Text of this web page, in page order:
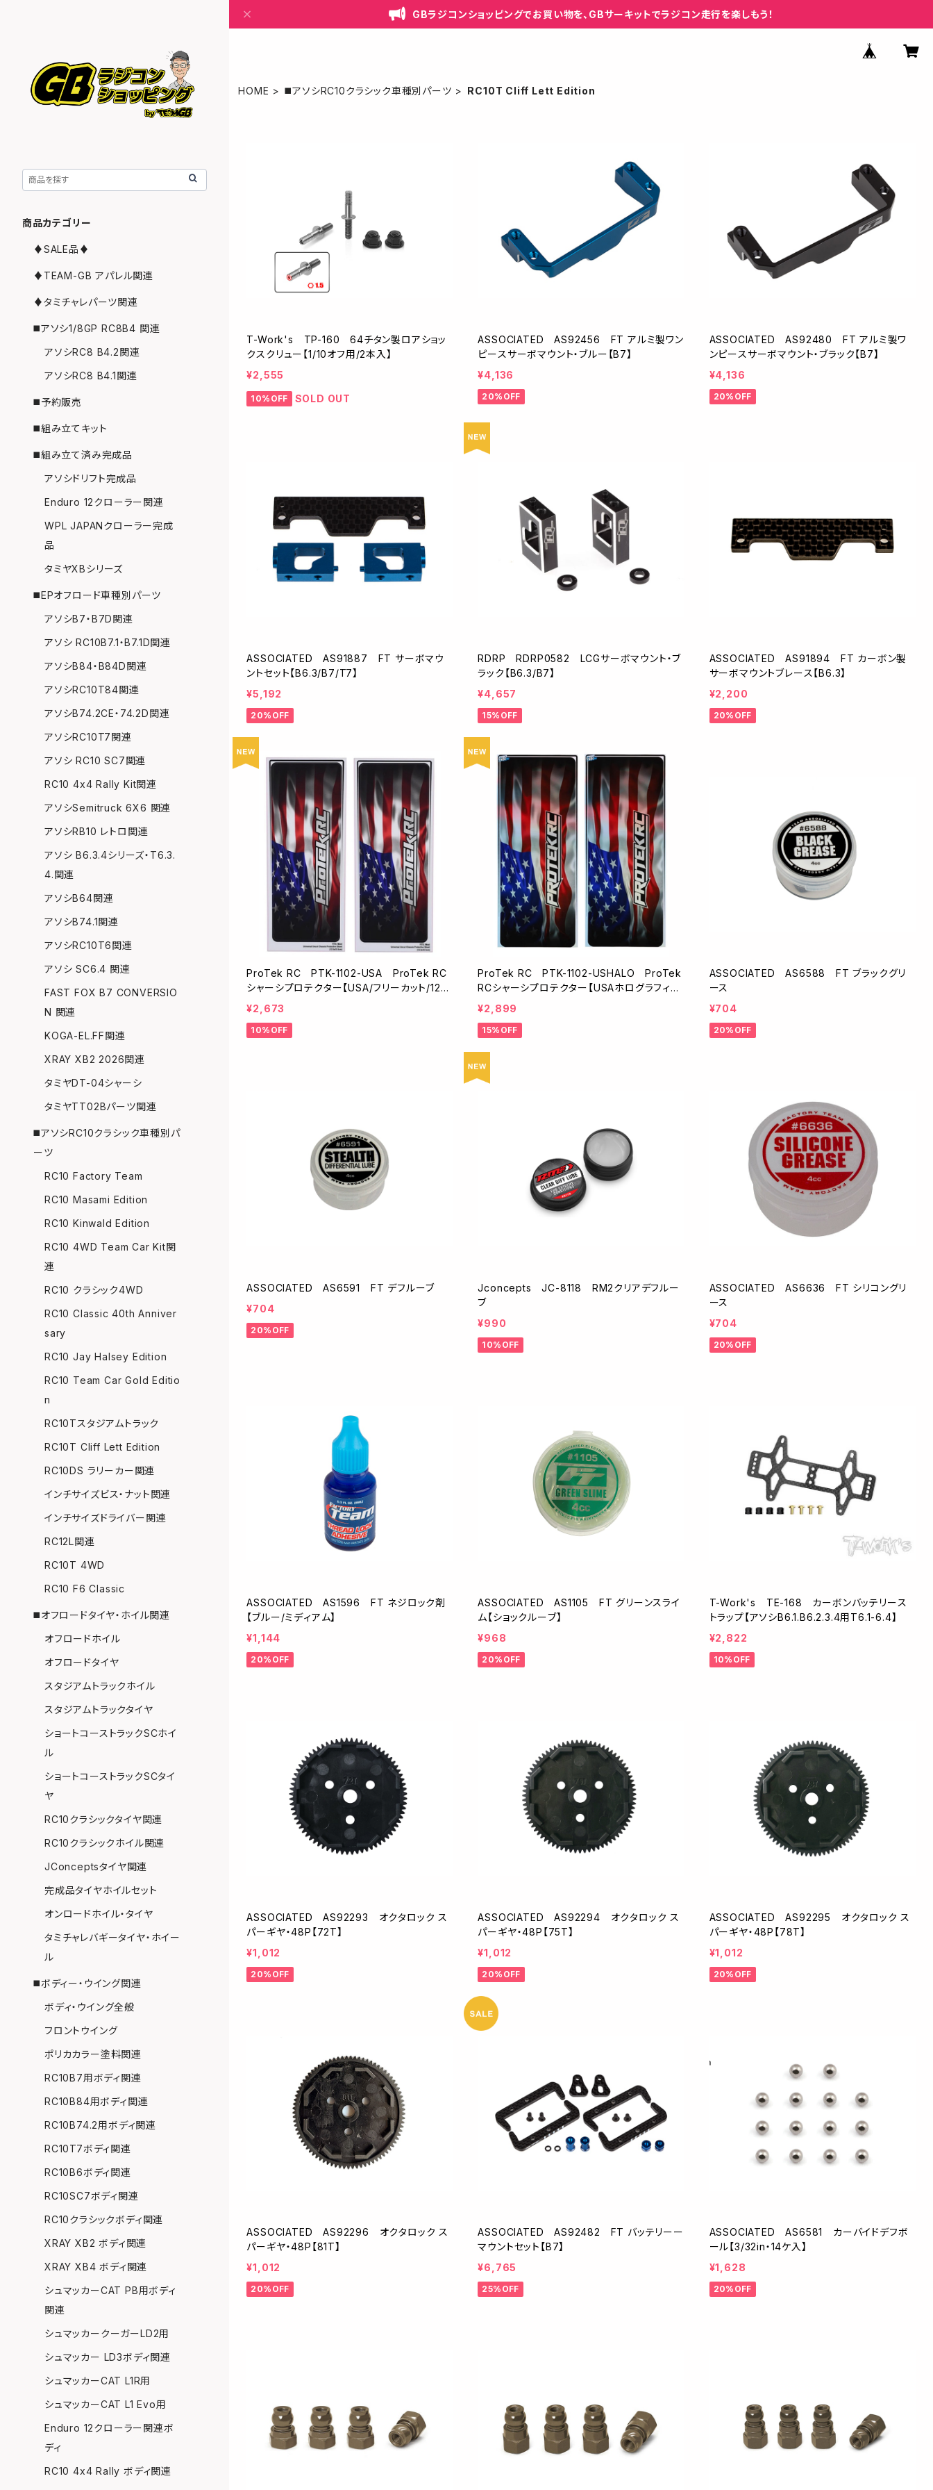
GBラジコンショッピングでお買い物を、GBサーキットでラジコン走行を楽しもう！
HOME ◼️アソシRC10クラシック車種別パーツ RC10T Cliff Lett Edition
T-Work's TP-160 64チタン製ロアショッ
クスクリュー【1/10オフ用/2本入】
¥2,555
10%OFF SOLD OUT
ASSOCIATED AS92456 FT アルミ製ワン
ピースサーボマウント・ブルー【B7】
¥4,136
20%OFF
ASSOCIATED AS92480 FT アルミ製ワ
ンピースサーボマウント・ブラック【B7】
¥4,136
20%OFF
ASSOCIATED AS91887 FT サーボマウ
ントセット【B6.3/B7/T7】
¥5,192
20%OFF
RDRP RDRP0582 LCGサーボマウント・ブ
ラック【B6.3/B7】
¥4,657
15%OFF
ASSOCIATED AS91894 FT カーボン製
サーボマウントブレース【B6.3】
¥2,200
20%OFF
ProTek RC PTK-1102-USA ProTek RC
シャーシプロテクター【USA/フリーカット/125
×335mm/2枚入】
¥2,673
10%OFF
ProTek RC PTK-1102-USHALO ProTek
RCシャーシプロテクター【USAホログラフィッ
ク/フリーカット/125×335mm/2枚入】
¥2,899
15%OFF
ASSOCIATED AS6588 FT ブラックグリ
ース
¥704
20%OFF
ASSOCIATED AS6591 FT デフルーブ
¥704
20%OFF
Jconcepts JC-8118 RM2クリアデフルー
ブ
¥990
10%OFF
ASSOCIATED AS6636 FT シリコングリ
ース
¥704
20%OFF
ASSOCIATED AS1596 FT ネジロック剤
【ブルー/ミディアム】
¥1,144
20%OFF
ASSOCIATED AS1105 FT グリーンスライ
ム【ショックルーブ】
¥968
20%OFF
T-Work's TE-168 カーボンバッテリース
トラップ【アソシB6.1.B6.2.3.4用T6.1-6.4】
¥2,822
10%OFF
ASSOCIATED AS92293 オクタロック ス
パーギヤ・48P【72T】
¥1,012
20%OFF
ASSOCIATED AS92294 オクタロック ス
パーギヤ・48P【75T】
¥1,012
20%OFF
ASSOCIATED AS92295 オクタロック ス
パーギヤ・48P【78T】
¥1,012
20%OFF
ASSOCIATED AS92296 オクタロック ス
パーギヤ・48P【81T】
¥1,012
20%OFF
ASSOCIATED AS92482 FT バッテリーー
マウントセット【B7】
¥6,765
25%OFF
ASSOCIATED AS6581 カーバイドデフボ
ール【3/32in・14ケ入】
¥1,628
20%OFF
商品カテゴリー
♦︎SALE品♦︎
♦︎TEAM-GB アパレル関連
♦︎タミチャレパーツ関連
◼️アソシ1/8GP RC8B4 関連
アソシRC8 B4.2関連
アソシRC8 B4.1関連
◼️予約販売
◼️組み立てキット
◼️組み立て済み完成品
アソシドリフト完成品
Enduro 12クローラー関連
WPL JAPANクローラー完成
品
タミヤXBシリーズ
◼️EPオフロード車種別パーツ
アソシB7・B7D関連
アソシ RC10B7.1・B7.1D関連
アソシB84・B84D関連
アソシRC10T84関連
アソシB74.2CE・74.2D関連
アソシRC10T7関連
アソシ RC10 SC7関連
RC10 4x4 Rally Kit関連
アソシSemitruck 6X6 関連
アソシRB10 レトロ関連
アソシ B6.3.4シリーズ・T6.3.
4.関連
アソシB64関連
アソシB74.1関連
アソシRC10T6関連
アソシ SC6.4 関連
FAST FOX B7 CONVERSIO
N 関連
KOGA-EL.FF関連
XRAY XB2 2026関連
タミヤDT-04シャーシ
タミヤTT02Bパーツ関連
◼️アソシRC10クラシック車種別パ
ーツ
RC10 Factory Team
RC10 Masami Edition
RC10 Kinwald Edition
RC10 4WD Team Car Kit関
連
RC10 クラシック4WD
RC10 Classic 40th Anniver
sary
RC10 Jay Halsey Edition
RC10 Team Car Gold Editio
n
RC10Tスタジアムトラック
RC10T Cliff Lett Edition
RC10DS ラリーカー関連
インチサイズビス・ナット関連
インチサイズドライバー関連
RC12L関連
RC10T 4WD
RC10 F6 Classic
◼️オフロードタイヤ・ホイル関連
オフロードホイル
オフロードタイヤ
スタジアムトラックホイル
スタジアムトラックタイヤ
ショートコーストラックSCホイ
ル
ショートコーストラックSCタイ
ヤ
RC10クラシックタイヤ関連
RC10クラシックホイル関連
JConceptsタイヤ関連
完成品タイヤホイルセット
オンロードホイル・タイヤ
タミチャレバギータイヤ・ホイー
ル
◼️ボディー・ウイング関連
ボディ・ウイング全般
フロントウイング
ポリカカラー塗料関連
RC10B7用ボディ関連
RC10B84用ボディ関連
RC10B74.2用ボディ関連
RC10T7ボディ関連
RC10B6ボディ関連
RC10SC7ボディ関連
RC10クラシックボディ関連
XRAY XB2 ボディ関連
XRAY XB4 ボディ関連
シュマッカーCAT PB用ボディ
関連
シュマッカークーガーLD2用
シュマッカー LD3ボディ関連
シュマッカーCAT L1R用
シュマッカーCAT L1 Evo用
Enduro 12クローラー関連ボ
ディ
RC10 4x4 Rally ボディ関連